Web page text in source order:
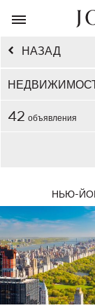
НАЗАД
42 объявления
НЬЮ-